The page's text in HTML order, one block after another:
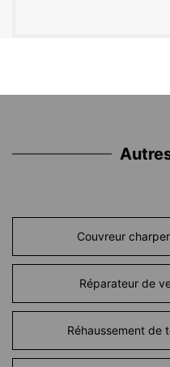
Couvreur
Réparateur de
Réhaussement de